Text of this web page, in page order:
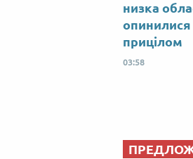
низка
опинилися
прицілом
03:58